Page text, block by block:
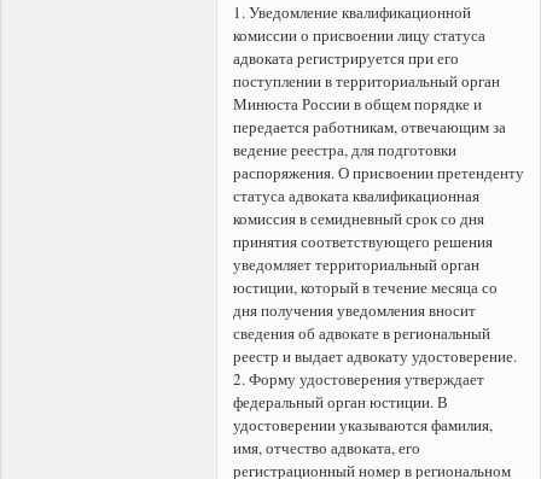
1. Уведомление квалификационной
комиссии о присвоении лицу статуса
адвоката регистрируется при его
поступлении в территориальный орган
Минюста России в общем порядке и
передается работникам, отвечающим за
ведение реестра, для подготовки
распоряжения. О присвоении претенденту
статуса адвоката квалификационная
комиссия в семидневный срок со дня
принятия соответствующего решения
уведомляет территориальный орган
юстиции, который в течение месяца со
дня получения уведомления вносит
сведения об адвокате в региональный
реестр и выдает адвокату удостоверение.
2. Форму удостоверения утверждает
федеральный орган юстиции. В
удостоверении указываются фамилия,
имя, отчество адвоката, его
регистрационный номер в региональном